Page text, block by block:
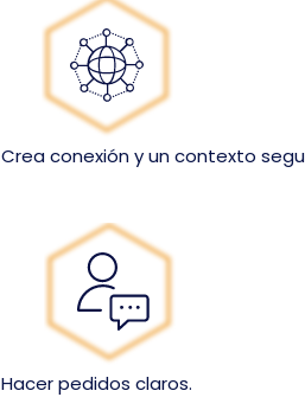
Crea conexión y un contexto
Hacer pedidos claros.